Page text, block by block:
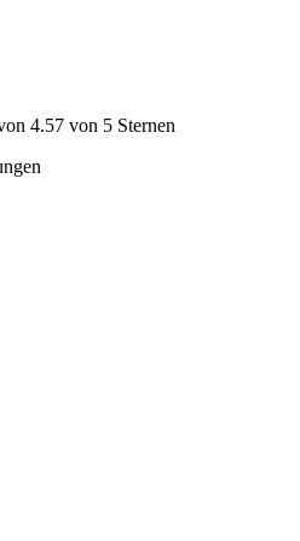
4.57 von 5 Sternen